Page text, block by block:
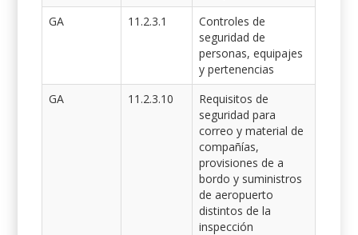
GA
11.2.3.1
Controles de
seguridad de
personas, equipajes
y pertenencias
GA
11.2.3.10
Requisitos de
seguridad para
correo y material de
compañías,
provisiones de a
bordo y suministros
de aeropuerto
distintos de la
inspección